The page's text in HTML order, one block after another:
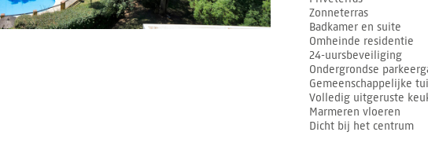
Zonneterras
Badkamer en suite
Omheinde residentie
24-uursbeveiliging
Ondergrondse
Gemeenschappelijke
Volledig uitgeruste
Marmeren vloeren
Dicht bij het centrum